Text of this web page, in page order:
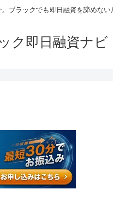
ブラックでも即日融資を諦めない
ク即日融資ナビ